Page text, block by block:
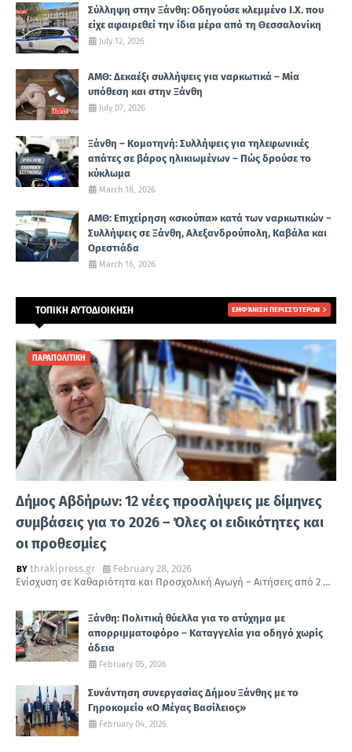
Σύλληψη στην Ξάνθη: Οδηγούσε κλεμμένο Ι.Χ. που
είχε αφαιρεθεί την ίδια μέρα από τη Θεσσαλονίκη
July 12, 2026
ΑΜΘ: Δεκαέξι συλλήψεις για ναρκωτικά – Μία
υπόθεση και στην Ξάνθη
July 07, 2026
Ξάνθη – Κομοτηνή: Συλλήψεις για τηλεφωνικές
απάτες σε βάρος ηλικιωμένων – Πώς δρούσε το
κύκλωμα
March 18, 2026
ΑΜΘ: Επιχείρηση «σκούπα» κατά των ναρκωτικών –
Συλλήψεις σε Ξάνθη, Αλεξανδρούπολη, Καβάλα και
Ορεστιάδα
March 16, 2026
ΤΟΠΙΚΗ ΑΥΤΟΔΙΟΙΚΗΣΗ ΕΜΦΆΝΙΣΗ ΠΕΡΙΣΣΌΤΕΡΩΝ
ΠΑΡΑΠΟΛΙΤΙΚΗ
Δήμος Αβδήρων: 12 νέες προσλήψεις με δίμηνες
συμβάσεις για το 2026 – Όλες οι ειδικότητες και
οι προθεσμίες
thrakipress.gr
February 28, 2026
Ενίσχυση σε Καθαριότητα και Προσχολική Αγωγή – Αιτήσεις από 2 …
Ξάνθη: Πολιτική θύελλα για το ατύχημα με
απορριμματοφόρο – Καταγγελία για οδηγό χωρίς
άδεια
February 05, 2026
Συνάντηση συνεργασίας Δήμου Ξάνθης με το
Γηροκομείο «Ο Μέγας Βασίλειος»
February 04, 2026